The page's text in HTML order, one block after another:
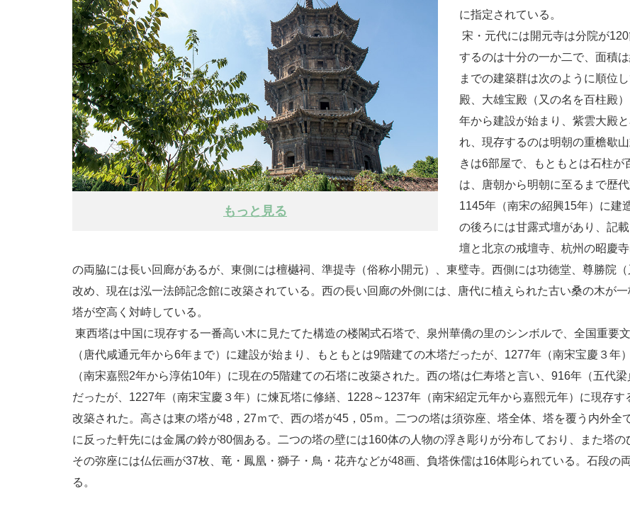
もっと見る
に指定されている。
宋・元代には開元寺は分院が
するのは十分の一か二で、面積
までの建築群は次のように順位
殿、大雄宝殿（又の名を百柱殿
年から建設が始まり、紫雲大殿
れ、現存するのは明朝の重檐歇
きは6部屋で、もともとは石柱
は、唐朝から明朝に至るまで歴
1145年（南宋の紹興15年）に建
の後ろには甘露式壇があり、記
壇と北京の戒壇寺、杭州の昭慶
の両脇には長い回廊があるが、東側には檀樾祠、準提寺（俗称小開元）、東璧寺。西側には功徳堂、尊勝院
改め、現在は泓一法師記念館に改築されている。西の長い回廊の外側には、唐代に植えられた古い桑の木が
塔が空高く対峙している。
東西塔は中国に現存する一番高い木に見たてた構造の楼閣式石塔で、泉州華僑の里のシンボルで、全国重要
（唐代咸通元年から6年まで）に建設が始まり、もともとは9階建ての木塔だったが、1277年（南宋宝慶３
（南宋嘉熙2年から淳佑10年）に現在の5階建ての石塔に改築された。西の塔は仁寿塔と言い、916年（五代
だったが、1227年（南宋宝慶３年）に煉瓦塔に修繕、1228～1237年（南宋紹定元年から嘉熙元年）に現存
改築された。高さは東の塔が48，27ｍで、西の塔が45，05ｍ。二つの塔は須弥座、塔全体、塔を覆う内外全
に反った軒先には金属の鈴が80個ある。二つの塔の壁には160体の人物の浮き彫りが分布しており、また塔の
その弥座には仏伝画が37枚、竜・鳳凰・獅子・鳥・花卉などが48画、負塔侏儒は16体彫られている。石段の
る。